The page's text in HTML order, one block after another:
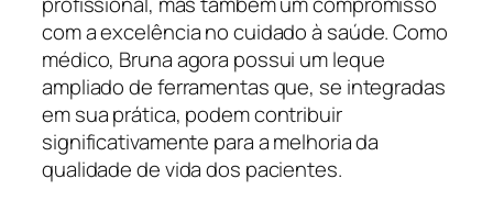
com a excelência no cuidado à saúde. Como
médico, Bruna agora possui um leque
ampliado de ferramentas que, se integradas
em sua prática, podem contribuir
significativamente para a melhoria da
qualidade de vida dos pacientes.